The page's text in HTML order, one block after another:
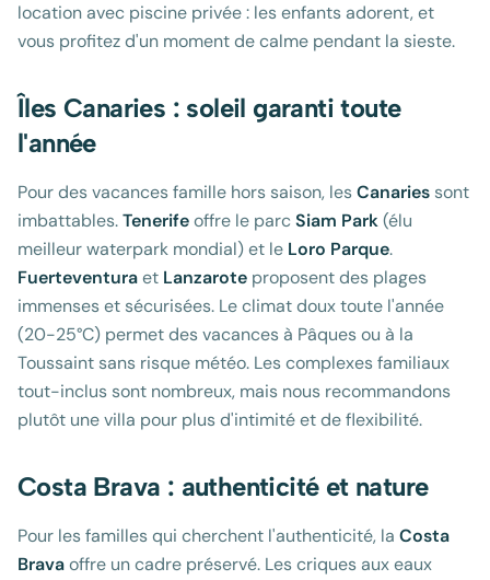
location avec piscine privée : les enfants adorent, et
vous profitez d'un moment de calme pendant la sieste.
Îles Canaries : soleil garanti toute
l'année
Pour des vacances famille hors saison, lesCanaries sont
imbattables.Tenerifeoffre le parcSiam Park(élu
meilleur waterpark mondial) et le Loro Parque.
Fuerteventuraet Lanzarote proposent des plages
immenses et sécurisées. Le climat doux toute l'année
(20-25°C) permet des vacances à Pâques ou à la
Toussaint sans risque météo. Les complexes familiaux
tout-inclus sont nombreux, mais nous recommandons
plutôt une villa pour plus d'intimité et de flexibilité.
Costa Brava : authenticité et nature
Pour les familles qui cherchent l'authenticité, la Costa
Bravaoffre un cadre préservé. Les criques aux eaux